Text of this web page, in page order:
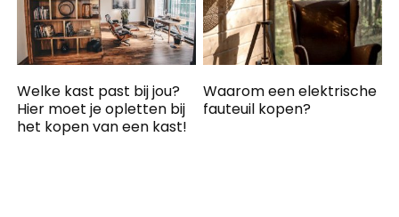
Welke kast past bij jou?
Hier moet je opletten bij
het kopen van een kast!
Waarom een elektrische
fauteuil kopen?